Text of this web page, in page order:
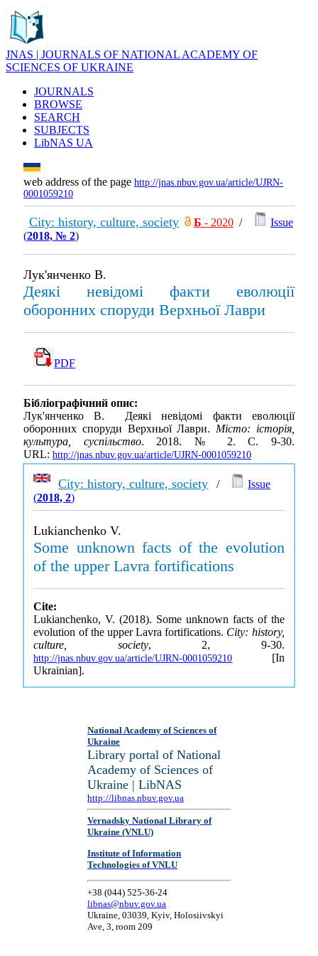
JNAS | JOURNALS OF NATIONAL ACADEMY OF
SCIENCES OF UKRAINE
JOURNALS
BROWSE
SEARCH
SUBJECTS
LibNAS UA
web address of the page http://jnas.nbuv.gov.ua/article/UJRN-
0001059210
City: history, culture, society Б - 2020 /
Issue
(2018, № 2)
Лук'янченко В.
Деякі невідомі факти еволюції
оборонних споруди Верхньої Лаври
PDF
Бібліографічний опис:
Лук'янченко В. Деякі невідомі факти еволюції
оборонних споруди Верхньої Лаври.Місто: історія,
культура, суспільство. 2018. № 2. С. 9-30.
URL: http://jnas.nbuv.gov.ua/article/UJRN-0001059210
City: history, culture, society /
Issue
(2018, 2)
Lukianchenko V.
Some unknown facts of the evolution
of the upper Lavra fortifications
Cite:
Lukianchenko, V. (2018). Some unknown facts of the
evolution of the upper Lavra fortifications. City: history,
culture, society, 2, 9-30.
http://jnas.nbuv.gov.ua/article/UJRN-0001059210 [In
Ukrainian].
National Academy of Sciences of
Ukraine
Library portal of National
Academy of Sciences of
Ukraine | LibNAS
http://libnas.nbuv.gov.ua
Vernadsky National Library of
Ukraine (VNLU)
Institute of Information
Technologies of VNLU
+38 (044) 525-36-24
libnas@nbuv.gov.ua
Ukraine, 03039, Kyiv, Holosiivskyi
Ave, 3, room 209